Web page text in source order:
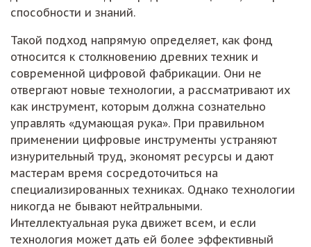
способности и знаний.
Такой подход напрямую определяет, как фонд
относится к столкновению древних техник и
современной цифровой фабрикации. Они не
отвергают новые технологии, а рассматривают их
как инструмент, которым должна сознательно
управлять «думающая рука». При правильном
применении цифровые инструменты устраняют
изнурительный труд, экономят ресурсы и дают
мастерам время сосредоточиться на
специализированных техниках. Однако технологии
никогда не бывают нейтральными.
Интеллектуальная рука движет всем, и если
технология может дать ей более эффективный